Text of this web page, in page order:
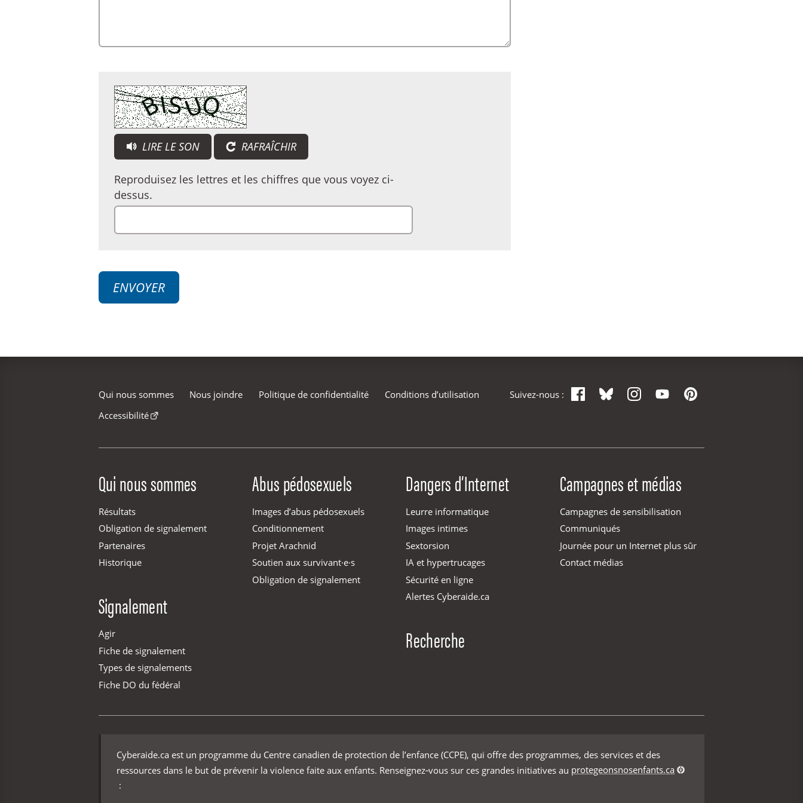
LIRE LE SON
CAPTCHA AUDIO : TAPEZ LES LETTRES QUE VOUS ENTENDEZ
RAFRAÎCHIR
Reproduisez les lettres et les chiffres que vous voyez ci-
dessus.
ENVOYER
Qui nous sommes Nous joindre Politique de confidentialité
Conditions d’utilisation
Accessibilité
Suivez-nous : FacebookBlueskyInstagramYouTube
Site Menu
Qui nous sommes
Résultats
Obligation de signalement
Partenaires
Historique
Signalement
Agir
Fiche de signalement
Types de signalements
Fiche DO du fédéral
Abus pédosexuels
Images d’abus pédosexuels
Conditionnement
Projet Arachnid
Soutien aux survivant·e·s
Obligation de signalement
Dangers d’Internet
Leurre informatique
Images intimes
Sextorsion
IA et hypertrucages
Sécurité en ligne
Alertes Cyberaide.ca
Recherche
Campagnes et médias
Campagnes de sensibilisation
Communiqués
Journée pour un Internet plus sûr
Contact médias
Cyberaide.ca est un programme du Centre canadien de protection de l’enfance (CCPE), qui offre des programmes, des services et des
ressources dans le but de prévenir la violence faite aux enfants. Renseignez‑vous sur ces grandes initiatives au protegeonsnosenfants.ca
: